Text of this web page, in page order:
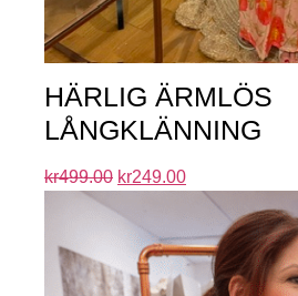
HÄRLIG ÄRMLÖS
LÅNGKLÄNNING
kr499.00 kr249.00